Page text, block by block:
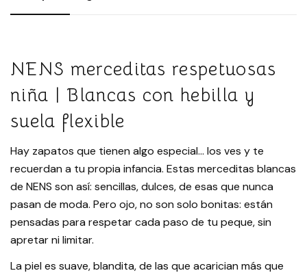
NENS merceditas respetuosas
niña | Blancas con hebilla y
suela flexible
Hay zapatos que tienen algo especial… los ves y te
recuerdan a tu propia infancia. Estas merceditas blancas
de NENS son así: sencillas, dulces, de esas que nunca
pasan de moda. Pero ojo, no son solo bonitas: están
pensadas para respetar cada paso de tu peque, sin
apretar ni limitar.
La piel es suave, blandita, de las que acarician más que